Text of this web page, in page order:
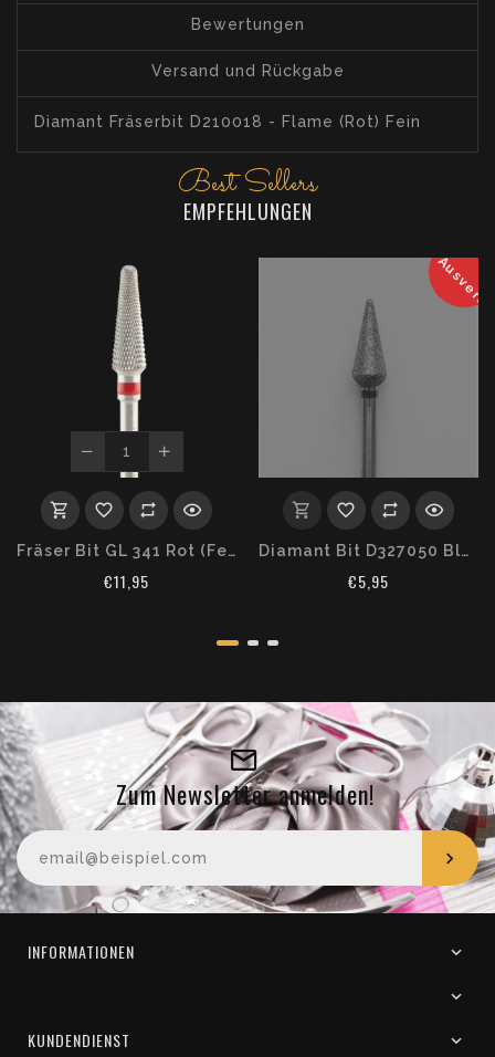
Bewertungen
Versand und Rückgabe
Diamant Fräserbit D210018 - Flame (Rot) Fein
Best Sellers
EMPFEHLUNGEN
Fräser Bit GL 341 Rot (Fein)
€11,95
Diamant Bit D327050 Blau (Medium)
€5,95
Zum Newsletter anmelden!
INFORMATIONEN
KUNDENDIENST